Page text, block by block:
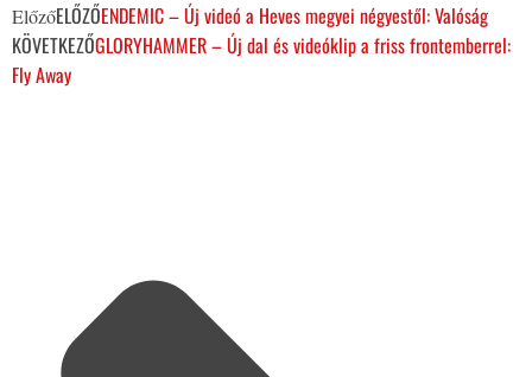
ElőzőELŐZŐENDEMIC – Új videó a Heves megyei négyestől: Valóság
KÖVETKEZŐGLORYHAMMER – Új dal és videóklip a friss frontemberrel:
Fly Away